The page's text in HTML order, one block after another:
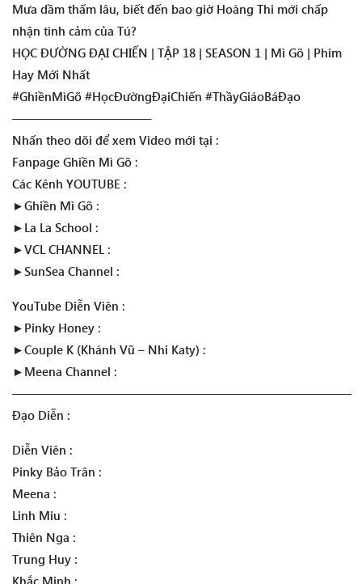
Mưa dầm thấm lâu, biết đến bao giờ Hoàng Thi mới chấp
nhận tình cảm của Tú?
HỌC ĐƯỜNG ĐẠI CHIẾN | TẬP 18 | SEASON 1 | Mì Gõ | Phim
Hay Mới Nhất
#GhiềnMìGõ #HọcĐườngĐạiChiến #ThầyGiáoBáĐạo
———————————–
Nhấn theo dõi để xem Video mới tại :
Fanpage Ghiền Mì Gõ :
Các Kênh YOUTUBE :
►Ghiền Mì Gõ :
►La La School :
►VCL CHANNEL :
►SunSea Channel :
YouTube Diễn Viên :
►Pinky Honey :
►Couple K (Khánh Vũ – Nhi Katy) :
►Meena Channel :
————————————————————————————
Đạo Diễn :
Diễn Viên :
Pinky Bảo Trân :
Meena :
Linh Miu :
Thiên Nga :
Trung Huy :